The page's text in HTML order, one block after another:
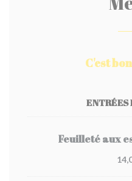
C'est
ENTRÉES
Feuilleté aux